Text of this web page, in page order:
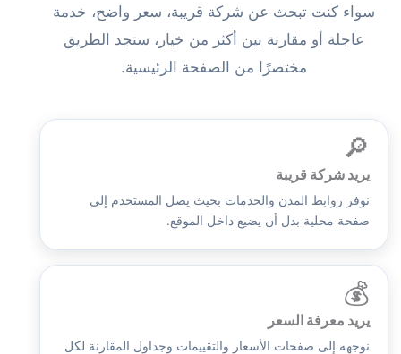
سواء كنت تبحث عن شركة قريبة، سعر واضح، خدمة
عاجلة أو مقارنة بين أكثر من خيار، ستجد الطريق
مختصرًا من الصفحة الرئيسية.
🔎
يريد شركة قريبة
نوفر روابط المدن والخدمات بحيث يصل المستخدم إلى
صفحة محلية بدل أن يضيع داخل الموقع.
💰
يريد معرفة السعر
نوجهه إلى صفحات الأسعار والتقييمات وجداول المقارنة لكل